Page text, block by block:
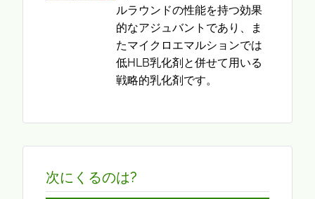
ルラウンドの性能を持つ効果
的なアジュバントであり、ま
たマイクロエマルションでは
低HLB乳化剤と併せて用いる
戦略的乳化剤です。
次にくるのは?